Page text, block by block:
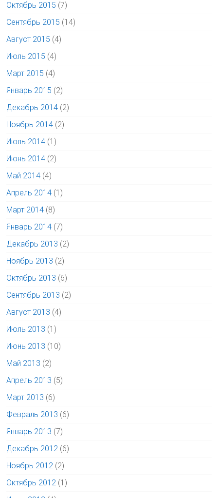
Октябрь 2015 (7)
Сентябрь 2015 (14)
Август 2015 (4)
Июль 2015 (4)
Март 2015 (4)
Январь 2015 (2)
Декабрь 2014 (2)
Ноябрь 2014 (2)
Июль 2014 (1)
Июнь 2014 (2)
Май 2014 (4)
Апрель 2014 (1)
Март 2014 (8)
Январь 2014 (7)
Декабрь 2013 (2)
Ноябрь 2013 (2)
Октябрь 2013 (6)
Сентябрь 2013 (2)
Август 2013 (4)
Июль 2013 (1)
Июнь 2013 (10)
Май 2013 (2)
Апрель 2013 (5)
Март 2013 (6)
Февраль 2013 (6)
Январь 2013 (7)
Декабрь 2012 (6)
Ноябрь 2012 (2)
Октябрь 2012 (1)